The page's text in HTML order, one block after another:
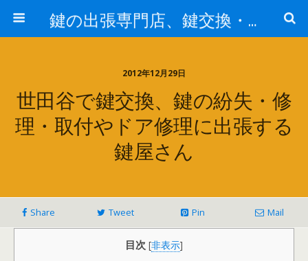
鍵の出張専門店、鍵交換・修理が格安料金/東京・埼玉・さいたま市
2012年12月29日
世田谷で鍵交換、鍵の紛失・修
理・取付やドア修理に出張する
鍵屋さん
Share Tweet Pin Mail
目次 [非表示]